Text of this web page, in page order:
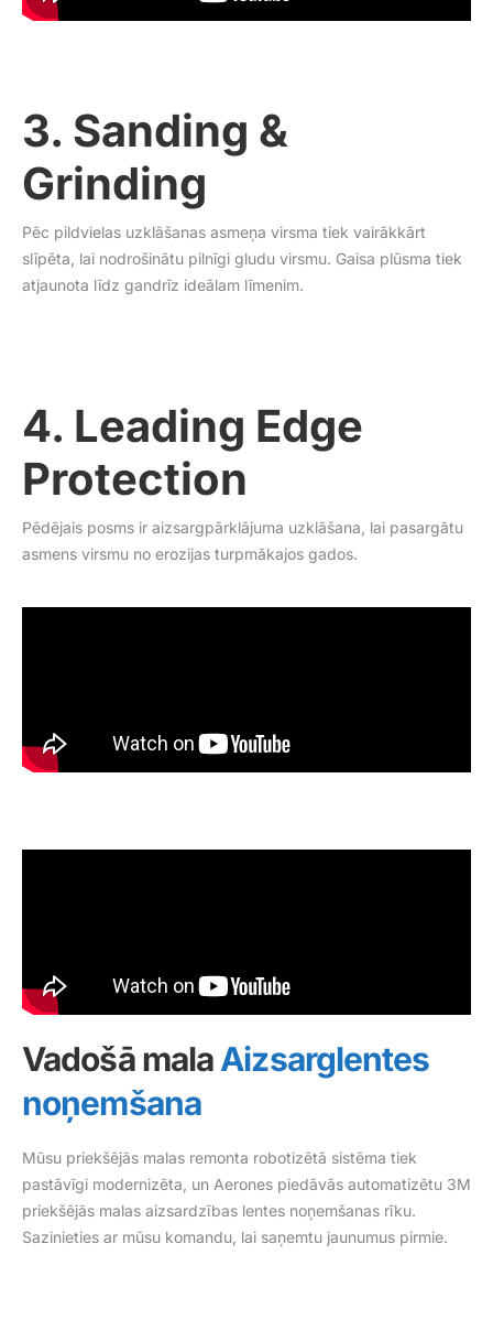
3. Sanding &
Grinding
Pēc pildvielas uzklāšanas asmeņa virsma tiek vairākkārt
slīpēta, lai nodrošinātu pilnīgi gludu virsmu. Gaisa plūsma tiek
atjaunota līdz gandrīz ideālam līmenim.
4. Leading Edge
Protection
Pēdējais posms ir aizsargpārklājuma uzklāšana, lai pasargātu
asmens virsmu no erozijas turpmākajos gados.
Vadošā malaAizsarglentes
noņemšana
Mūsu priekšējās malas remonta robotizētā sistēma tiek
pastāvīgi modernizēta, un Aerones piedāvās automatizētu 3M
priekšējās malas aizsardzības lentes noņemšanas rīku.
Sazinieties ar mūsu komandu, lai saņemtu jaunumus pirmie.